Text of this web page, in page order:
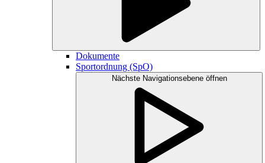
Dokumente
Sportordnung (SpO)
Nächste Navigationsebene öffnen